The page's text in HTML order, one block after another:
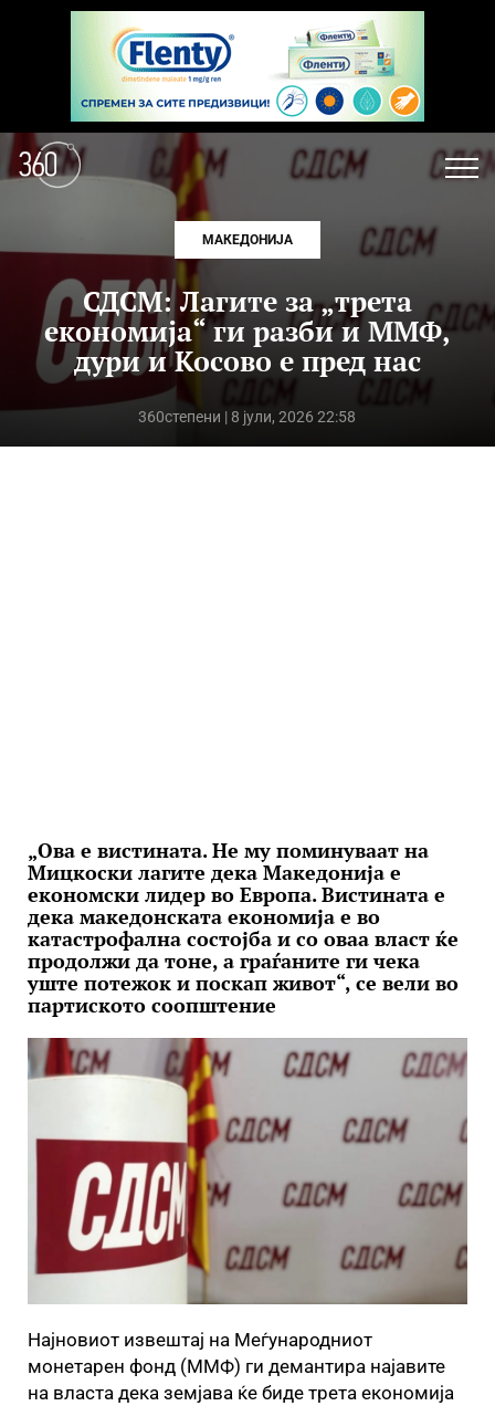
МАКЕДОНИЈА
СДСМ: Лагите за „трета
економија“ ги разби и ММФ,
дури и Косово е пред нас
360степени | 8 јули, 2026 22:58
„Ова е вистината. Не му поминуваат на
Мицкоски лагите дека Македонија е
економски лидер во Европа. Вистината е
дека македонската економија е во
катастрофална состојба и со оваа власт ќе
продолжи да тоне, а граѓаните ги чека
уште потежок и поскап живот“, се вели во
партиското соопштение
Најновиот извештај на Меѓународниот
монетарен фонд (ММФ) ги демантира најавите
на власта дека земјава ќе биде трета економија